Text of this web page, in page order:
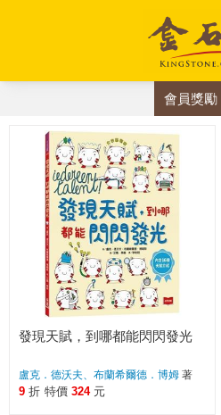
會員獎勵
發現天賦，到哪都能閃閃發光
盧克．德沃夫、布蘭希爾德．博姆 著
9 折 特價 324 元